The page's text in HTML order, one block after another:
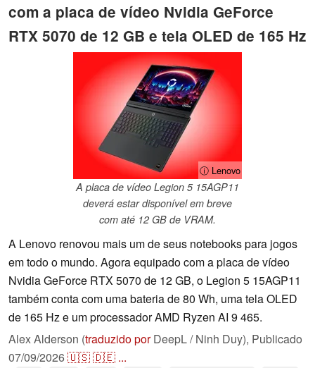
com a placa de vídeo Nvidia GeForce
RTX 5070 de 12 GB e tela OLED de 165 Hz
ⓘ Lenovo
A placa de vídeo Legion 5 15AGP11
deverá estar disponível em breve
com até 12 GB de VRAM.
A Lenovo renovou mais um de seus notebooks para jogos
em todo o mundo. Agora equipado com a placa de vídeo
Nvidia GeForce RTX 5070 de 12 GB, o Legion 5 15AGP11
também conta com uma bateria de 80 Wh, uma tela OLED
de 165 Hz e um processador AMD Ryzen AI 9 465.
Alex Alderson (traduzido porDeepL / Ninh Duy), Publicado
07/09/2026🇺🇸🇩🇪 ...